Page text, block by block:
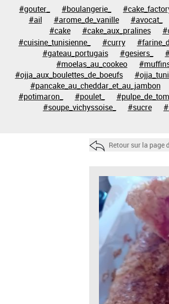
#gouter_ #boulangerie_
#ail
#arome_de_vanille #avocat_
#cake
#cake_aux_pralines
#cuisine_tunisienne_
#curry
#gateau_portugais
#gesiers_
#moelas_au_cookeo
#ojja_aux_boulettes_de_boeufs
#pancake_au_cheddar_et_au_jambon
#potimaron_
#poulet_
#soupe_vichyssoise_
#sucre
Retour sur la page